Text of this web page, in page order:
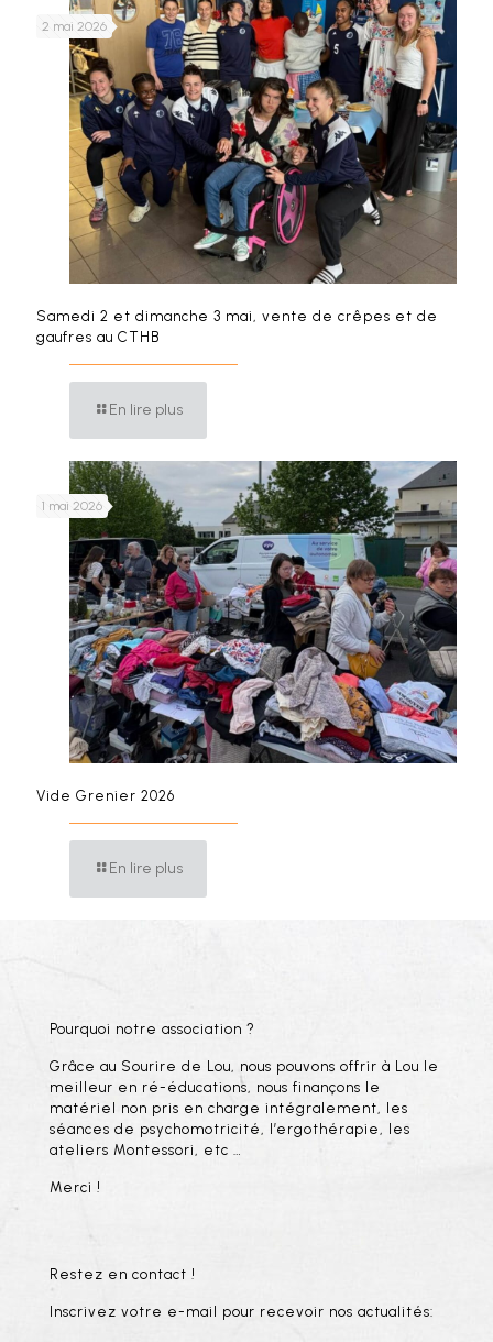
2 mai 2026
Samedi 2 et dimanche 3 mai, vente de crêpes et de
gaufres au CTHB
En lire plus
1 mai 2026
Vide Grenier 2026
En lire plus
Pourquoi notre association ?
Grâce au Sourire de Lou, nous pouvons offrir à Lou le
meilleur en ré-éducations, nous finançons le
matériel non pris en charge intégralement, les
séances de psychomotricité, l’ergothérapie, les
ateliers Montessori, etc …
Merci !
Restez en contact !
Inscrivez votre e-mail pour recevoir nos actualités: